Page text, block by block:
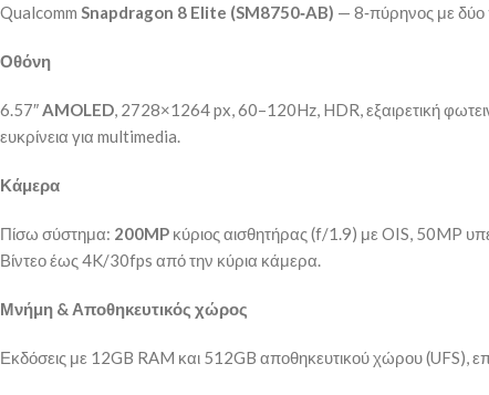
Qualcomm Snapdragon 8 Elite (SM8750‑AB) — 8‑πύρηνος με δύο
Οθόνη
6.57″AMOLED, 2728×1264 px, 60–120Hz, HDR, εξαιρετική
ευκρίνεια για multimedia.
Κάμερα
Πίσω σύστημα: 200MP κύριος αισθητήρας (f/1.9) με OIS, 50MP
Βίντεο έως 4K/30fps από την κύρια κάμερα.
Μνήμη & Αποθηκευτικός χώρος
Εκδόσεις με 12GB RAM και 512GB αποθηκευτικού χώρου (UFS),